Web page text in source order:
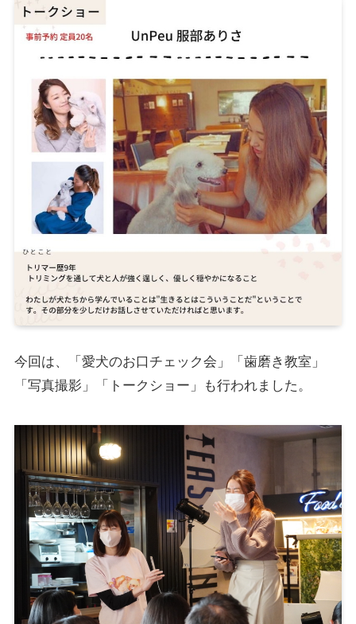
今回は、「愛犬のお口チェック会」「歯磨き教室」
「写真撮影」「トークショー」も行われました。